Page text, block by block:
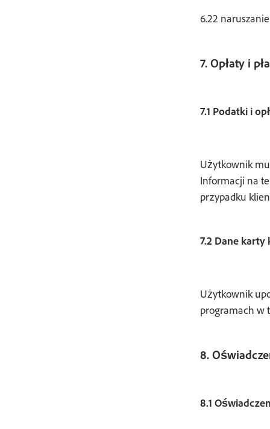
6.22
7. Opłaty i
7.1 Podatki i
Użytkownik
Informacji na
przypadku
7.2 Dane
Użytkownik
programach w
8.
8.1